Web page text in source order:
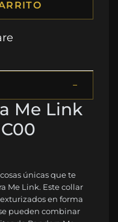
Me Link
únicas que te
Me Link. Este collar
en forma
pueden combinar